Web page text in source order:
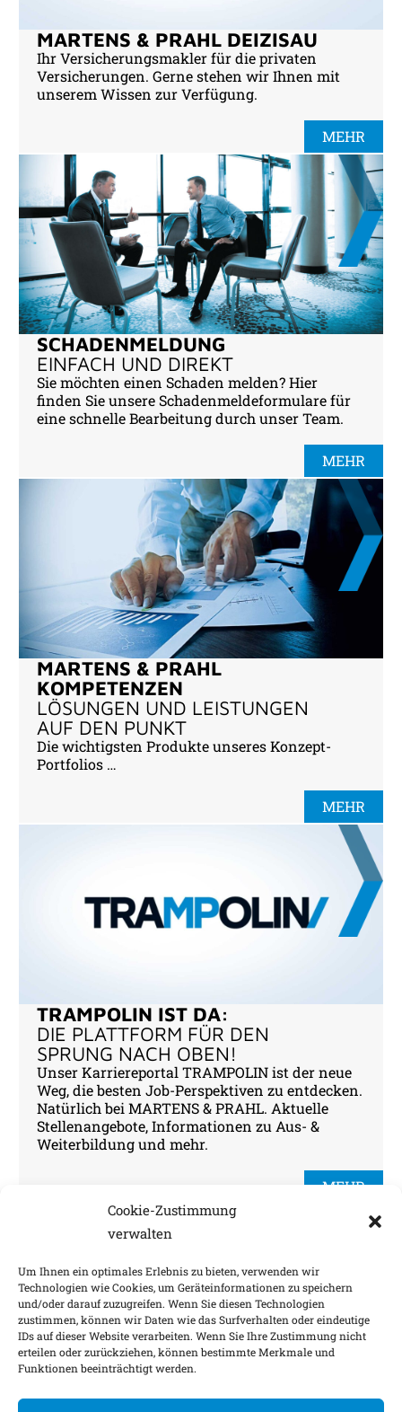
Cookie-Zustimmung
verwalten
Um Ihnen ein optimales Erlebnis zu bieten, verwenden wir
Technologien wie Cookies, um Geräteinformationen zu speichern
und/oder darauf zuzugreifen. Wenn Sie diesen Technologien
zustimmen, können wir Daten wie das Surfverhalten oder eindeutige
IDs auf dieser Website verarbeiten. Wenn Sie Ihre Zustimmung nicht
erteilen oder zurückziehen, können bestimmte Merkmale und
Funktionen beeinträchtigt werden.
MARTENS & PRAHL DEIZISAU
Ihr Versicherungsmakler für die privaten
Versicherungen. Gerne stehen wir Ihnen mit
unserem Wissen zur Verfügung.
MEHR
SCHADENMELDUNG
EINFACH UND DIREKT
Sie möchten einen Schaden melden? Hier
finden Sie unsere Schadenmeldeformulare für
eine schnelle Bearbeitung durch unser Team.
MEHR
MARTENS & PRAHL
KOMPETENZEN
LÖSUNGEN UND LEISTUNGEN
AUF DEN PUNKT
Die wichtigsten Produkte unseres Konzept-
Portfolios …
MEHR
TRAMPOLIN IST DA:
DIE PLATTFORM FÜR DEN
SPRUNG NACH OBEN!
Unser Karriereportal TRAMPOLIN ist der neue
Weg, die besten Job-Perspektiven zu entdecken.
Natürlich bei MARTENS & PRAHL. Aktuelle
Stellenangebote, Informationen zu Aus- &
Weiterbildung und mehr.
MEHR
PRAHL International GmbH
Impressum Nachhaltigkeitsfaktoren
Barrierefreiheit
Cookie-Einstellungen